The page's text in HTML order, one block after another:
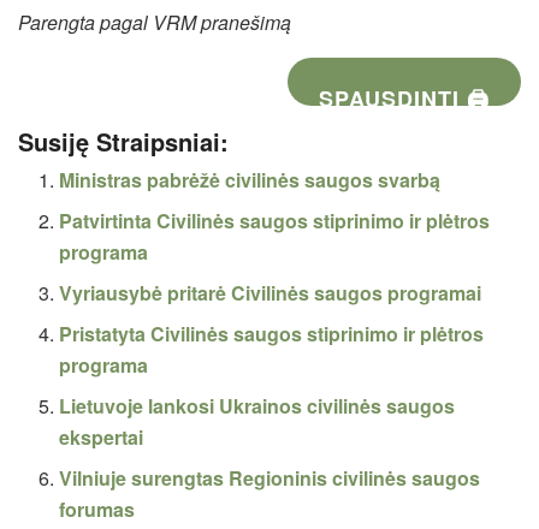
Parengta pagal VRM pranešimą
SPAUSDINTI 🖨
Susiję Straipsniai:
Ministras pabrėžė civilinės saugos svarbą
Patvirtinta Civilinės saugos stiprinimo ir plėtros
programa
Vyriausybė pritarė Civilinės saugos programai
Pristatyta Civilinės saugos stiprinimo ir plėtros
programa
Lietuvoje lankosi Ukrainos civilinės saugos
ekspertai
Vilniuje surengtas Regioninis civilinės saugos
forumas